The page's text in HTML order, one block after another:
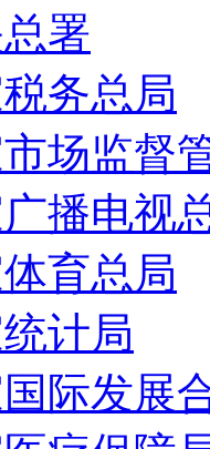
署
务总局
场监督
播电视
育总局
计局
际发展